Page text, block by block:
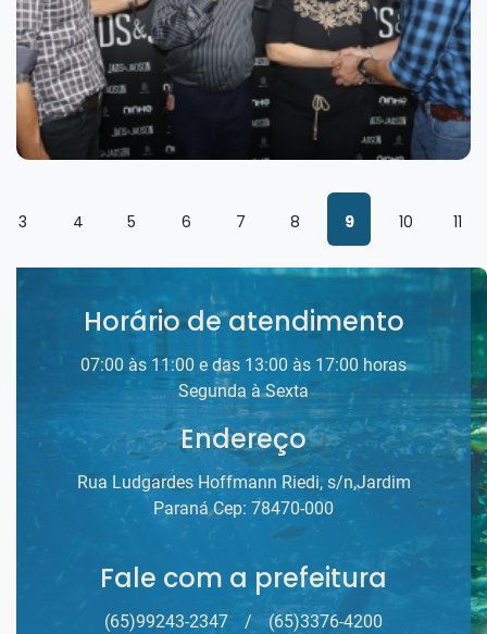
3 4 5 6 7 8 9 10 11
Horário de atendimento
07:00 às 11:00 e das 13:00 às 17:00 horas
Segunda à Sexta
Endereço
Rua Ludgardes Hoffmann Riedi, s/n,Jardim
Paraná Cep: 78470-000
Fale com a prefeitura
(65)99243-2347 /
(65)3376-4200